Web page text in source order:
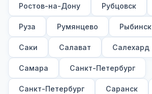
Ростов-на-Дону Рубцовск
Руза Румянцево Рыбинск
Саки Салават Салехард
Самара Санкт-Петербург
Санкт-Петербург Саранск